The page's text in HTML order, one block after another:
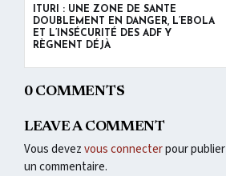
ITURI : UNE ZONE DE SANTÉ
DOUBLEMENT EN DANGER, L’EBOLA
ET L’INSÉCURITÉ DES ADF Y
RÈGNENT DÉJÀ
0 COMMENTS
LEAVE A COMMENT
Vous devezvous connecterpour publier
un commentaire.